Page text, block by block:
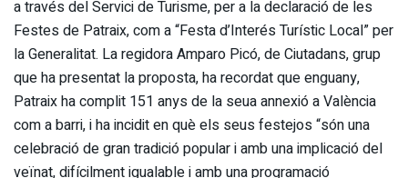
a través del Servici de Turisme, per a la declaració de les
Festes de Patraix, com a “Festa d’Interés Turístic Local” per
la Generalitat. La regidora Amparo Picó, de Ciutadans, grup
que ha presentat la proposta, ha recordat que enguany,
Patraix ha complit 151 anys de la seua annexió a València
com a barri, i ha incidit en què els seus festejos “són una
celebració de gran tradició popular i amb una implicació del
veïnat, difícilment igualable i amb una programació